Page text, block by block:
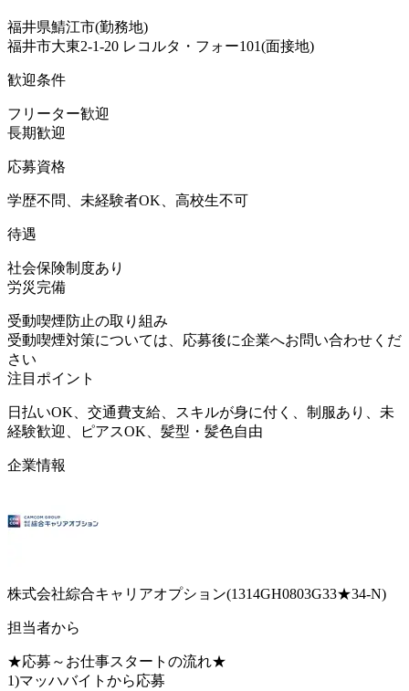
福井県鯖江市(勤務地)
福井市大東2-1-20 レコルタ・フォー101(面接地)
歓迎条件
フリーター歓迎
長期歓迎
応募資格
学歴不問、未経験者OK、高校生不可
待遇
社会保険制度あり
労災完備
受動喫煙防止の取り組み
受動喫煙対策については、応募後に企業へお問い合わせくだ
さい
注目ポイント
日払いOK、交通費支給、スキルが身に付く、制服あり、未
経験歓迎、ピアスOK、髪型・髪色自由
企業情報
株式会社綜合キャリアオプション(1314GH0803G33★34-N)
担当者から
★応募～お仕事スタートの流れ★
1)マッハバイトから応募